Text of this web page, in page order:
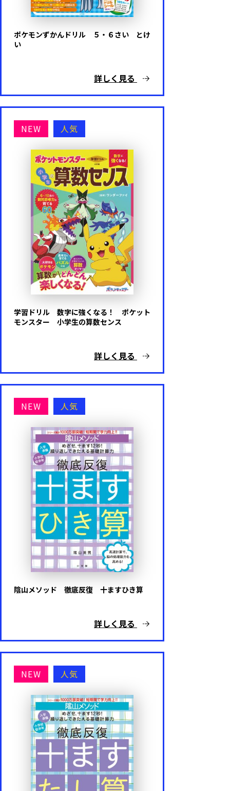
ポケモンずかんドリル ５・６さい とけ
い
詳しく見る
NEW 人気
学習ドリル 数字に強くなる！ ポケット
モンスター 小学生の算数センス
詳しく見る
NEW 人気
陰山メソッド 徹底反復 十ますひき算
詳しく見る
NEW 人気